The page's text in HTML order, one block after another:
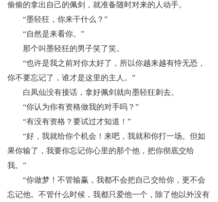
偷偷的拿出自己的佩剑，就准备随时对来的人动手。
“墨轻狂，你来干什么？”
“自然是来看你。”
那个叫墨轻狂的男子笑了笑。
“也许是我之前对你太好了，所以你越来越有恃无恐，
你不要忘记了，谁才是这里的主人。”
白凤仙没有接话，拿好佩剑就向墨轻狂刺去。
“你认为你有资格做我的对手吗？”
“有没有资格？要试过才知道！”
“好，我就给你个机会！来吧，我就和你打一场。但如
果你输了，我要你忘记你心里的那个他，把你彻底交给
我。”
“你做梦！不管输赢，我都不会把自己交给你，更不会
忘记他。不管什么时候，我都只爱他一个，除了他以外没有